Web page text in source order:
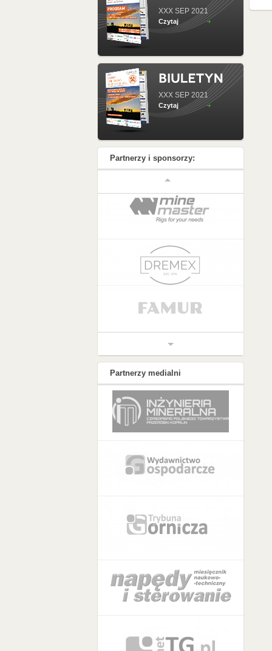
XXX SEP 2021
Czytaj
XXX SEP 2021
Czytaj
Partnerzy i sponsorzy:
Partnerzy medialni